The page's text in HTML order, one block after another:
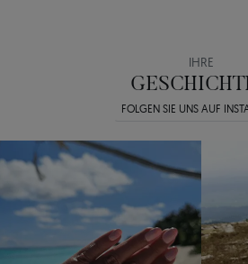
IHRE
FOLGEN SIE UNS AUF